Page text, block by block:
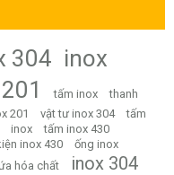
304 inox
tấm inox
thanh
201 vật tư inox 304
tấm
inox
tấm inox 430
inox 430
ống inox
hóa chất
inox 304